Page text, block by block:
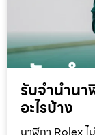
รับจำนำนา
อะไรบ้าง